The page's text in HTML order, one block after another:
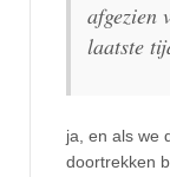
afgezien
laatste
ja, en als we
doortrekken